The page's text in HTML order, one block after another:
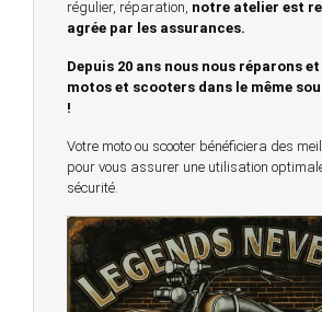
régulier, réparation, notre atelier est
agrée par les assurances.
Depuis 20 ans nous nous réparons
motos et scooters dans le même
!
Votre moto ou scooter bénéficiera des
pour vous assurer une utilisation
sécurité.